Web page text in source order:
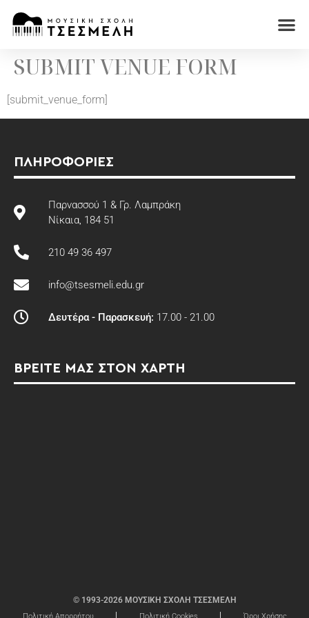
SUBMIT VENUE FORM
[submit_venue_form]
ΠΛΗΡΟΦΟΡΙΕΣ
Παρνασσού 1 & Γρ. Λαμπράκη
Νίκαια, 184 51
210 49 36 497
info@tsesmeli.edu.gr
Δευτέρα - Παρασκευή: 17.00 - 21.00
ΒΡΕΙΤΕ ΜΑΣ ΣΤΟΝ ΧΑΡΤΗ
© 1993-2026 ΜΟΥΣΙΚΗ ΣΧΟΛΗ ΤΣΕΣΜΕΛΗ